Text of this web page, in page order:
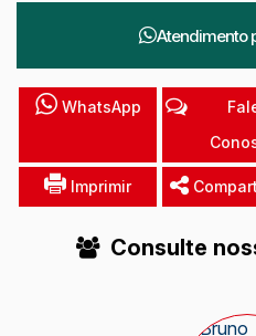
Atendimento
WhatsApp
Imprimir
Consulte